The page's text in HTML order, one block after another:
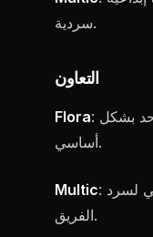
سردية.
التعاون
Flora: بناء سير عمل لمستخدم واحد بشكل
أساسي.
Multic: متعدد اللاعبين في الوقت الفعلي لسرد
الفريق.